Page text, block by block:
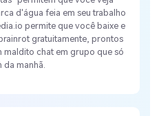
d'água feia em seu trabalho
permite que você baixe e
gratuitamente, prontos
maldito chat em grupo que só
da manhã.